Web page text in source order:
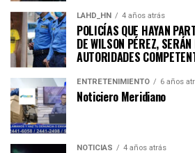
LAHD_HN 4 años atrás
POLICÍAS QUE HAYAN
DE WILSON PÉREZ,
AUTORIDADES
ENTRETENIMIENTO 6 años
Noticiero Meridiano
NOTICIAS 4 años atrás